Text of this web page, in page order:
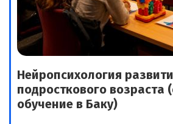
Нейропсихология
подросткового возраста
обучение в Баку)